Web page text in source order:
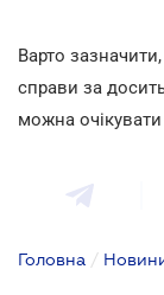
Варто
справи за
можна
Головна /